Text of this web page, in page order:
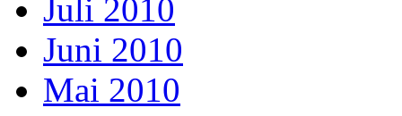
Juli 2010
Juni 2010
Mai 2010